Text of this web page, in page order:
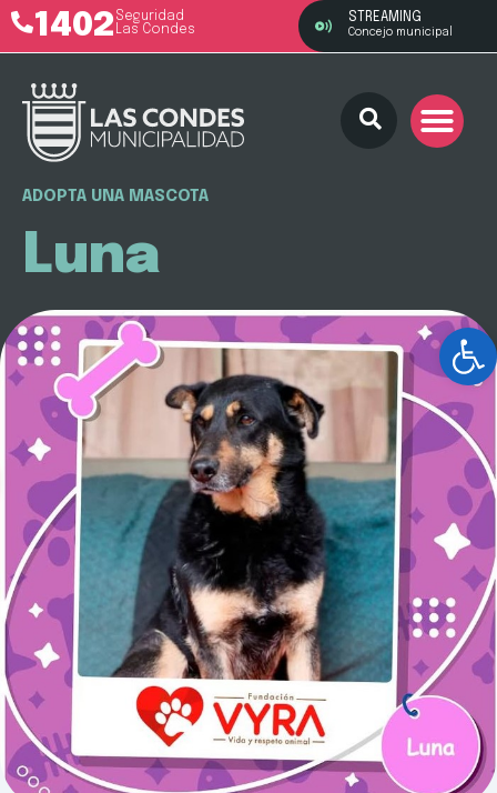
1402 Seguridad
Las Condes
STREAMING
Concejo municipal
ADOPTA UNA MASCOTA
Luna